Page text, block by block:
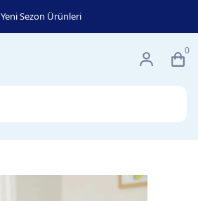
Yeni Sezon Ürünleri
0